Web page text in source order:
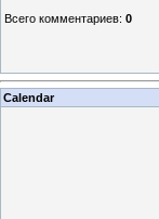
Всего комментариев: 0
Calendar